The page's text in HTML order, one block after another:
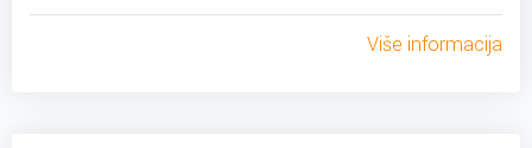
Više informacija